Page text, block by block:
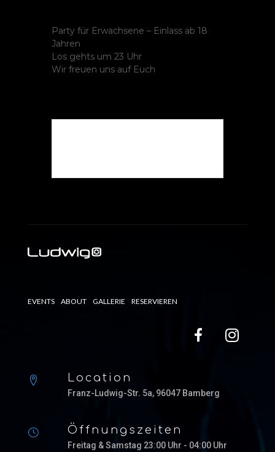
Party für Erwachsene – Einlass ab 18
Jahren
Los gehts um 23 Uhr
Wir freuen uns auf Euch
EVENTS ABOUT GALLERIE RESERVIEREN
Location
Franz-Ludwig-Str. 5a, 96047 Bamberg
Öffnungszeiten
Freitag & Samstag 23:00 Uhr - 04:00 Uhr